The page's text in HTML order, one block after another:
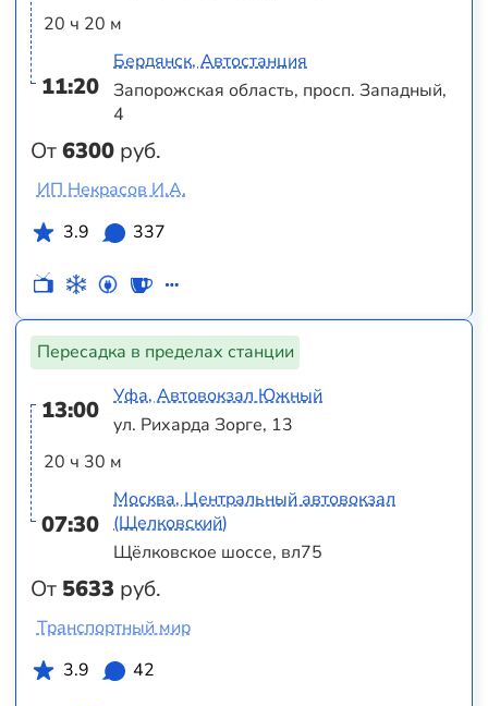
20 ч 20 м
11:20
От6300 руб.
Бердянск, Автостанция
Запорожская область, просп. Западный,
4
ИП Некрасов И.А.
3.9
337
Пересадка в пределах станции
13:00
20 ч 30 м
07:30
От 5633 руб.
Уфа, Автовокзал Южный
ул. Рихарда Зорге, 13
Москва, Центральный автовокзал
(Щелковский)
Щёлковское шоссе, вл75
Транспортный мир
3.9
42